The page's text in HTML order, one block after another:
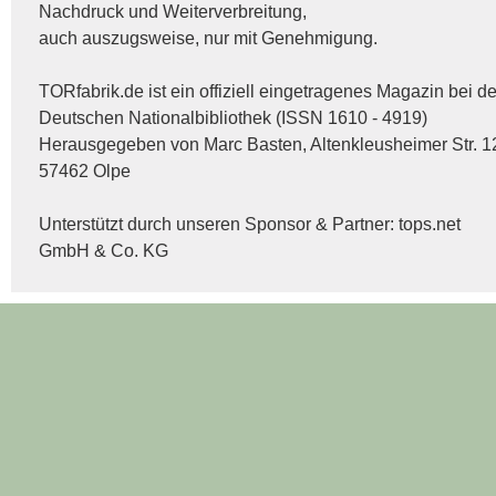
Nachdruck und Weiterverbreitung,
auch auszugsweise, nur mit Genehmigung.
TORfabrik.de ist ein offiziell eingetragenes Magazin bei
Deutschen Nationalbibliothek (ISSN 1610 - 4919)
Herausgegeben von Marc Basten, Altenkleusheimer Str.
57462 Olpe
Unterstützt durch unseren Sponsor & Partner: tops.net
GmbH & Co. KG